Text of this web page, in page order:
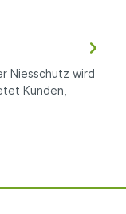
Niesschutz wird
Kunden,